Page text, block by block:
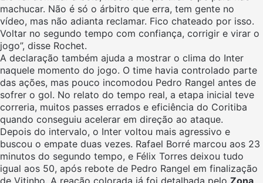
machucar. Não é só o árbitro que erra, tem gente no
vídeo, mas não adianta reclamar. Fico chateado por isso.
Voltar no segundo tempo com confiança, corrigir e virar o
jogo”, disse Rochet.
A declaração também ajuda a mostrar o clima do Inter
naquele momento do jogo. O time havia controlado parte
das ações, mas pouco incomodou Pedro Rangel antes de
sofrer o gol. No relato do tempo real, a etapa inicial teve
correria, muitos passes errados e eficiência do Coritiba
quando conseguiu acelerar em direção ao ataque.
Depois do intervalo, o Inter voltou mais agressivo e
buscou o empate duas vezes. Rafael Borré marcou aos 23
minutos do segundo tempo, e Félix Torres deixou tudo
igual aos 50, após rebote de Pedro Rangel em finalização
de Vitinho. A reação colorada já foi detalhada pelo Zona